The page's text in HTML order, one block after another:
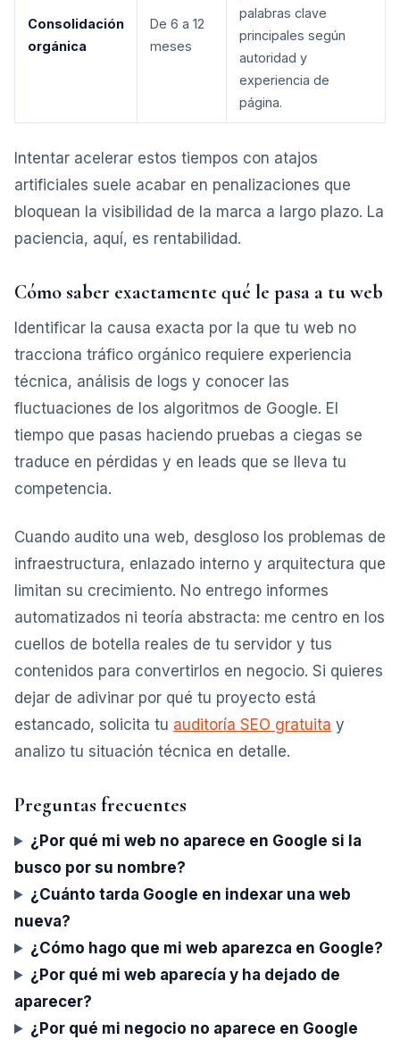
Consolidación
orgánica
De 6 a 12
meses
palabras clave
principales según
autoridad y
experiencia de
página.
Intentar acelerar estos tiempos con atajos
artificiales suele acabar en penalizaciones que
bloquean la visibilidad de la marca a largo plazo. La
paciencia, aquí, es rentabilidad.
Cómo saber exactamente qué le pasa a tu web
Identificar la causa exacta por la que tu web no
tracciona tráfico orgánico requiere experiencia
técnica, análisis de logs y conocer las
fluctuaciones de los algoritmos de Google. El
tiempo que pasas haciendo pruebas a ciegas se
traduce en pérdidas y en leads que se lleva tu
competencia.
Cuando audito una web, desgloso los problemas de
infraestructura, enlazado interno y arquitectura que
limitan su crecimiento. No entrego informes
automatizados ni teoría abstracta: me centro en los
cuellos de botella reales de tu servidor y tus
contenidos para convertirlos en negocio. Si quieres
dejar de adivinar por qué tu proyecto está
estancado, solicita tu auditoría SEO gratuita y
analizo tu situación técnica en detalle.
Preguntas frecuentes
¿Por qué mi web no aparece en Google si la
busco por su nombre?
¿Cuánto tarda Google en indexar una web
nueva?
¿Cómo hago que mi web aparezca en Google?
¿Por qué mi web aparecía y ha dejado de
aparecer?
¿Por qué mi negocio no aparece en Google